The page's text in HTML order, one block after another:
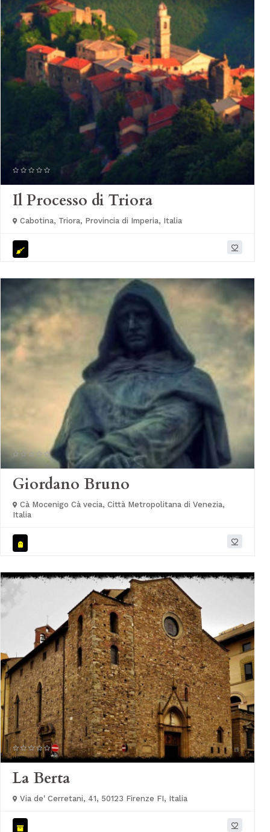
Il Processo di Triora
Cabotina, Triora, Provincia di Imperia, Italia
Giordano Bruno
Cà Mocenigo Cà vecia, Città Metropolitana di Venezia,
Italia
La Berta
Via de' Cerretani, 41, 50123 Firenze FI, Italia